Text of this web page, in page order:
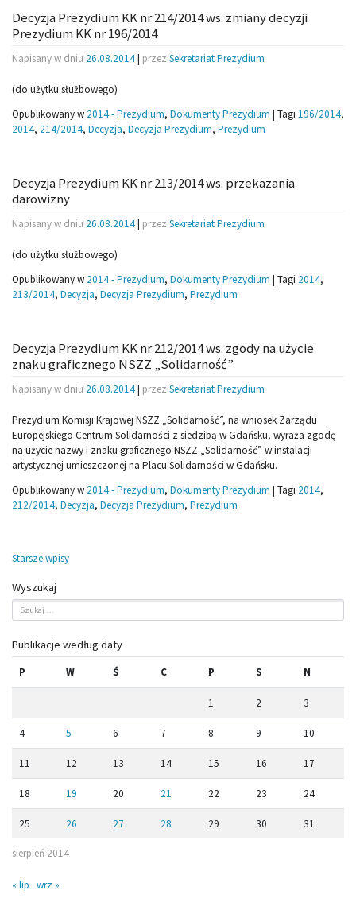
Decyzja Prezydium KK nr 214/2014 ws. zmiany decyzji
Prezydium KK nr 196/2014
Napisany w dniu 26.08.2014| przez Sekretariat Prezydium
(do użytku służbowego)
Opublikowany w 2014 - Prezydium, Dokumenty Prezydium | Tagi 196/2014,
2014, 214/2014, Decyzja, Decyzja Prezydium, Prezydium
Decyzja Prezydium KK nr 213/2014 ws. przekazania
darowizny
Napisany w dniu 26.08.2014| przez Sekretariat Prezydium
(do użytku służbowego)
Opublikowany w 2014 - Prezydium, Dokumenty Prezydium | Tagi 2014,
213/2014, Decyzja, Decyzja Prezydium, Prezydium
Decyzja Prezydium KK nr 212/2014 ws. zgody na użycie
znaku graficznego NSZZ „Solidarność”
Napisany w dniu 26.08.2014| przez Sekretariat Prezydium
Prezydium Komisji Krajowej NSZZ „Solidarność”, na wniosek Zarządu
Europejskiego Centrum Solidarności z siedzibą w Gdańsku, wyraża zgodę
na użycie nazwy i znaku graficznego NSZZ „Solidarność” w instalacji
artystycznej umieszczonej na Placu Solidarności w Gdańsku.
Opublikowany w 2014 - Prezydium, Dokumenty Prezydium | Tagi 2014,
212/2014, Decyzja, Decyzja Prezydium, Prezydium
Nawigacja
po
wpisach
Starsze wpisy
Wyszukaj
Publikacje według daty
sierpień 2014
P W Ś C P S N
1 2 3
4 5 6 7 8 9 10
11 12 13 14 15 16 17
18 19 20 21 22 23 24
25 26 27 28 29 30 31
« lip wrz »